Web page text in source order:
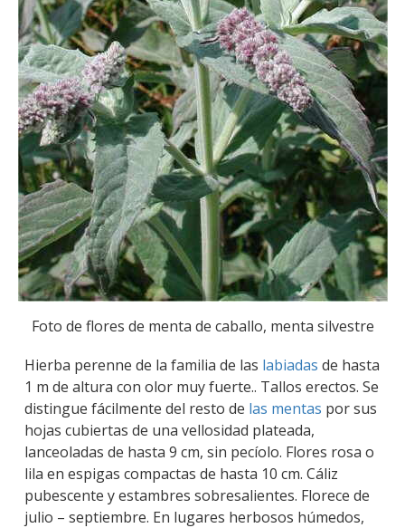
Foto de flores de menta de caballo, menta silvestre
Hierba perenne de la familia de las labiadas de hasta
1 m de altura con olor muy fuerte.. Tallos erectos. Se
distingue fácilmente del resto de las mentas por sus
hojas cubiertas de una vellosidad plateada,
lanceoladas de hasta 9 cm, sin pecíolo. Flores rosa o
lila en espigas compactas de hasta 10 cm. Cáliz
pubescente y estambres sobresalientes. Florece de
julio – septiembre. En lugares herbosos húmedos,